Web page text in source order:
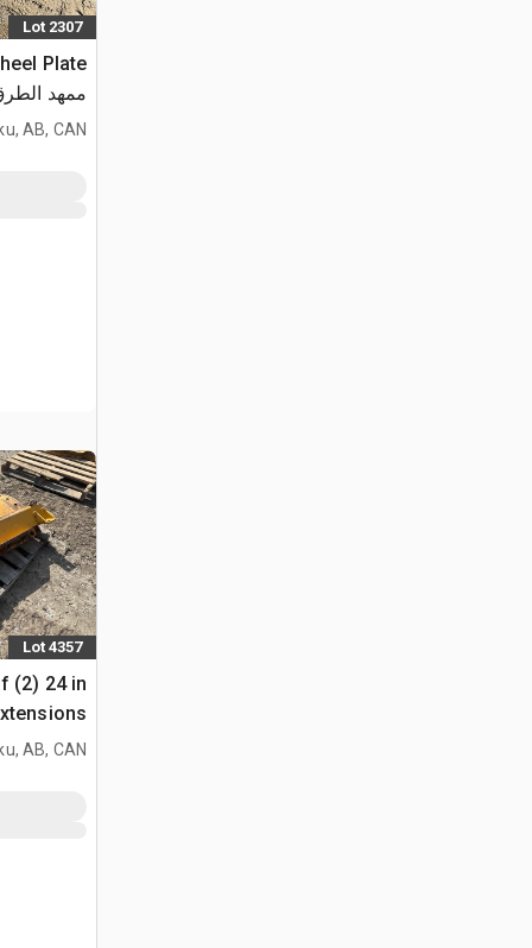
Lot 2307
872
AB, CAN
Lot 4357
(2) 24 in
ملحقات
AB, CAN